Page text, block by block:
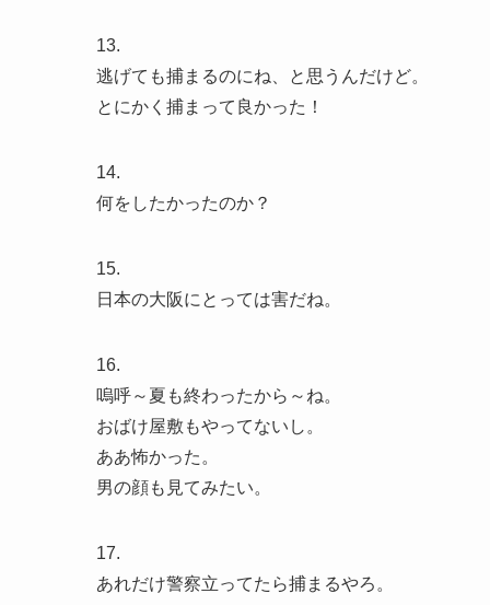
13.
逃げても捕まるのにね、と思うんだけど。
とにかく捕まって良かった！
14.
何をしたかったのか？
15.
日本の大阪にとっては害だね。
16.
嗚呼～夏も終わったから～ね。
おばけ屋敷もやってないし。
ああ怖かった。
男の顔も見てみたい。
17.
あれだけ警察立ってたら捕まるやろ。